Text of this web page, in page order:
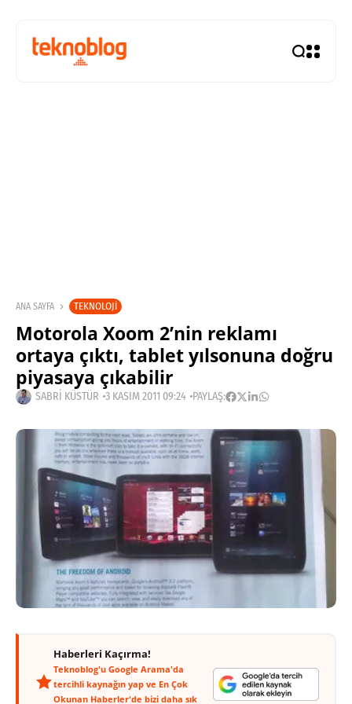
ANA SAYFA TEKNOLOJI
Motorola Xoom 2’nin reklamı
ortaya çıktı, tablet yılsonuna doğru
piyasaya çıkabilir
SABRI KÜSTÜR 3 KASIM 2011 09:24 PAYLAŞ:
Haberleri Kaçırma!
Teknoblog'u Google Arama'da
tercihli kaynağın yap ve En Çok
Okunan Haberler'de bizi daha sık